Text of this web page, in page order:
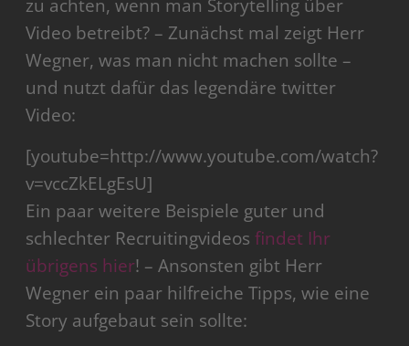
zu achten, wenn man Storytelling über
Video betreibt? – Zunächst mal zeigt Herr
Wegner, was man nicht machen sollte –
und nutzt dafür das legendäre twitter
Video:
[youtube=http://www.youtube.com/watch?
v=vccZkELgEsU]
Ein paar weitere Beispiele guter und
schlechter Recruitingvideosfindet Ihr
übrigens hier! – Ansonsten gibt Herr
Wegner ein paar hilfreiche Tipps, wie eine
Story aufgebaut sein sollte: